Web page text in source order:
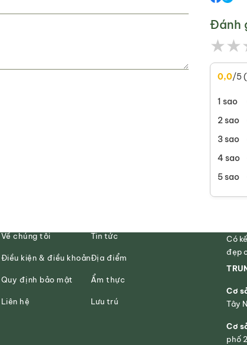
Đánh
★★
0,0/5
1 sao
2 sao
3 sao
4 sao
5 sao
Về chúng tôi
Điều kiện & điều khoản
Quy định bảo mật
Liên hệ
Tin tức
Địa điểm
Ẩm thực
Lưu trú
Có
đẹp
Cơ
Tây
Cơ
phố